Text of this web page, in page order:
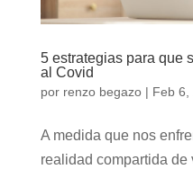
5 estrategias para que
al Covid
por renzo begazo| Feb 6,
A medida que nos
realidad compartida